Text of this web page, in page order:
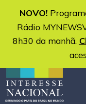
NOVO!
Rádio
8h30 da manhã.